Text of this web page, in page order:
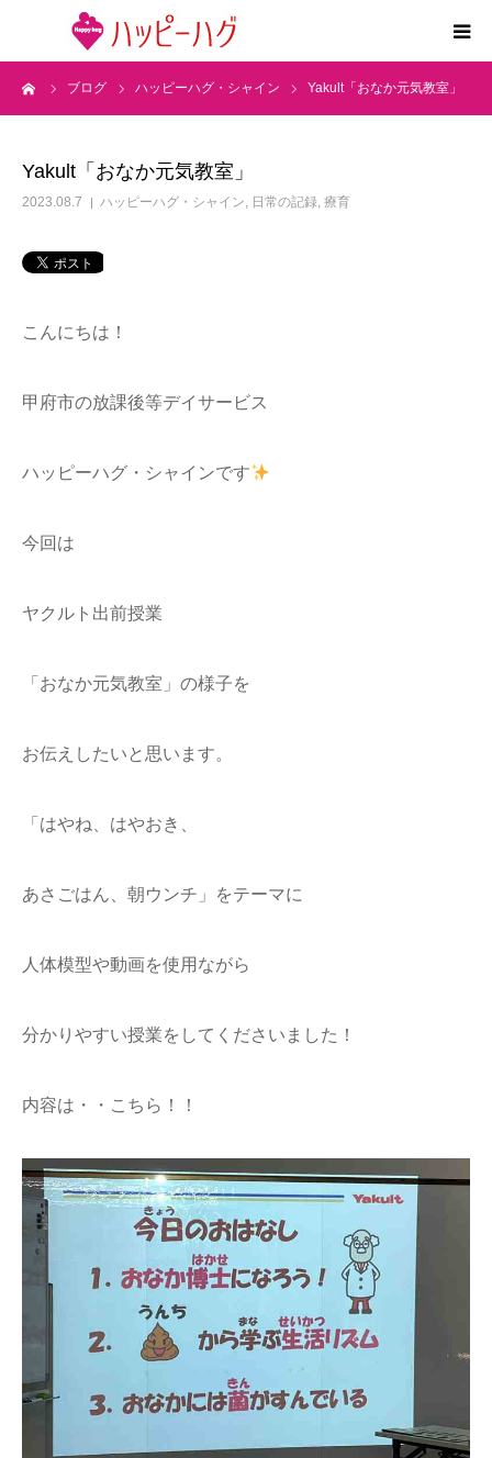
ブログ ハッピーハグ・シャイン Yakult「おなか元気教室」
Yakult「おなか元気教室」
2023.08.7 ハッピーハグ・シャイン, 日常の記録, 療育
こんにちは！
甲府市の放課後等デイサービス
ハッピーハグ・シャインです
今回は
ヤクルト出前授業
「おなか元気教室」の様子を
お伝えしたいと思います。
「はやね、はやおき、
あさごはん、朝ウンチ」をテーマに
人体模型や動画を使用ながら
分かりやすい授業をしてくださいました！
内容は・・こちら！！
2つの特徴
求人情報
運営会社